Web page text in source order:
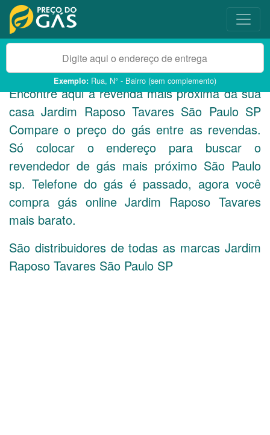
Exemplo: Rua, N° - Bairro (sem complemento)
Encontre aqui a revenda mais próxima da sua
casa Jardim Raposo Tavares São Paulo SP
Compare o preço do gás entre as revendas.
Só colocar o endereço para buscar o
revendedor de gás mais próximo São Paulo
sp. Telefone do gás é passado, agora você
compra gás online Jardim Raposo Tavares
mais barato.
São distribuidores de todas as marcas Jardim
Raposo Tavares São Paulo SP